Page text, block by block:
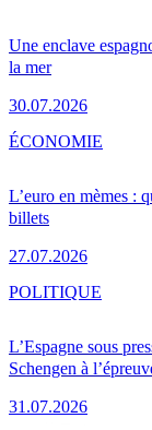
Une enclave
la mer
30.07.2026
L’euro en mèmes :
billets
27.07.2026
ÉCONOMIE
L’Espagne sous
Schengen à
31.07.2026
POLITIQUE